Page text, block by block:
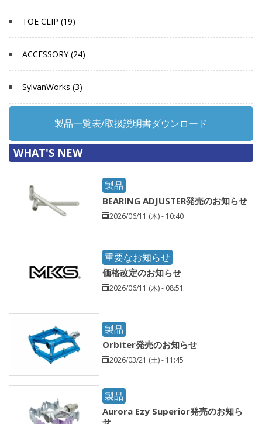
TOE CLIP (19)
ACCESSORY (24)
SylvanWorks (3)
製品一覧表/取扱説明書ダウンロード
WHAT'S NEW
製品
BEARING ADJUSTER発売のお知らせ
2026/06/11 (木) - 10:40
重要なお知らせ
価格改定のお知らせ
2026/06/11 (木) - 08:51
製品
Orbiter発売のお知らせ
2026/03/21 (土) - 11:45
製品
Aurora Ezy Superior発売のお知ら
せ